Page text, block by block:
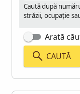
Caută după
străzii, ocupație
Arată
CAUTĂ